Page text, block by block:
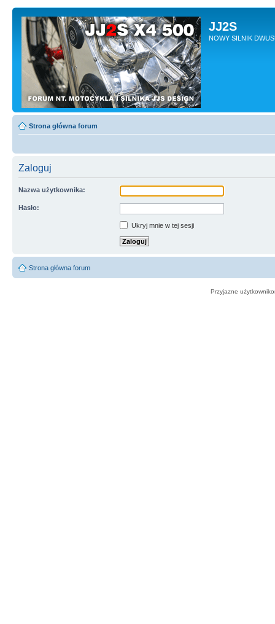
JJ2S
NOWY SILNIK
Strona główna forum
Zaloguj
Nazwa użytkownika:
Hasło:
Ukryj mnie w tej sesji
Strona główna forum
Przyjazne